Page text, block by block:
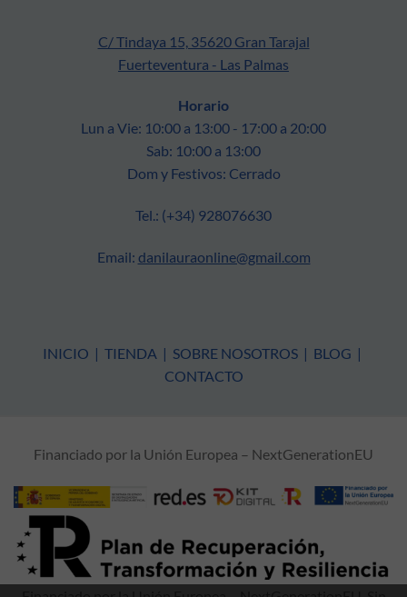
C/ Tindaya 15, 35620 Gran Tarajal
Fuerteventura - Las Palmas
Horario
Lun a Vie: 10:00 a 13:00 - 17:00 a 20:00
Sab: 10:00 a 13:00
Dom y Festivos: Cerrado
Tel.: (+34) 928076630
Email: danilauraonline@gmail.com
INICIO | TIENDA | SOBRE NOSOTROS | BLOG |
CONTACTO
Financiado por la Unión Europea – NextGenerationEU